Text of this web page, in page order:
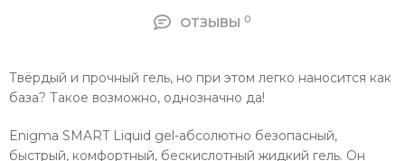
ОТЗЫВЫ 0
Твёрдый и прочный гель, но при этом легко наносится как
база? Такое возможно, однозначно да!
Enigma SMART Liquid gel-абсолютно безопасный,
быстрый, комфортный, бескислотный жидкий гель. Он